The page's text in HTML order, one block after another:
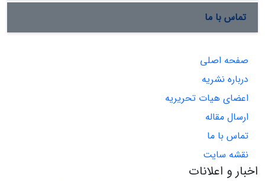
تماس با ما
صفحه اصلی
درباره نشریه
اعضای هیات تحریریه
ارسال مقاله
تماس با ما
نقشه سایت
اخبار و اعلانات